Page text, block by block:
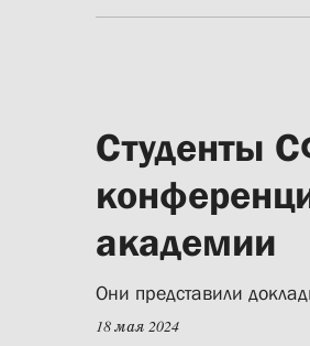
Студенты
академии
Они представили
18 мая 2024